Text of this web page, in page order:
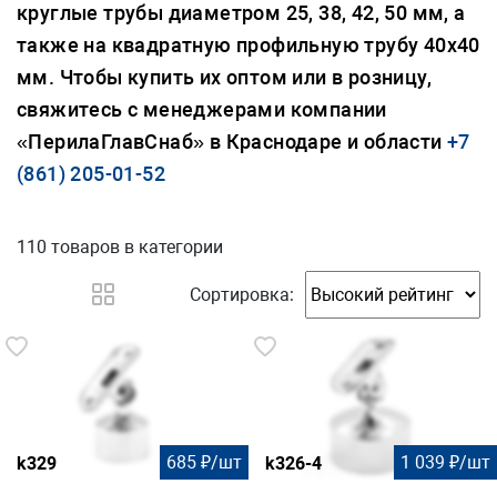
круглые трубы диаметром 25, 38, 42, 50 мм, а
также на квадратную профильную трубу 40х40
мм. Чтобы купить их оптом или в розницу,
свяжитесь с менеджерами компании
«ПерилаГлавСнаб» в Краснодаре и области +7
(861) 205-01-52
110 товаров в категории
Сортировка:
k329 685 ₽/шт k326-4 1 039 ₽/шт